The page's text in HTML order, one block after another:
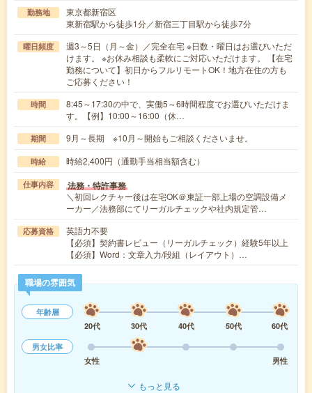
勤務地
東京都新宿区
東新宿駅から徒歩1分／新宿三丁目駅から徒歩7分
曜日頻度
週3～5日（月～金）／完全在宅 ※日数・曜日はお選びいただ
けます。 ※お休み相談も柔軟にご対応いただけます。 【在宅
勤務について】初日からフルリモートOK！地方在住の方も
ご応募ください！
時間
8:45～17:30の中で、実働5～6時間程度でお選びいただけま
す。【例】10:00～16:00（休…
期間 9月～長期 ※10月～開始もご相談くださいませ。
時給 時給2,400円（通勤手当相当額含む）
仕事内容 法務・特許事務
＼初回レクチャー後は在宅OK＠東証一部上場の空調設備メ
ーカー／法務部にてリーガルチェックや社内規定管…
応募資格
英語力不要
【必須】契約書レビュー（リーガルチェック）経験5年以上
【必須】Word：文章入力/段組（レイアウト）…
職場の雰囲気
年齢層
20代
30代 40代 50代
60代
男女比率
女性
男性
もっと見る